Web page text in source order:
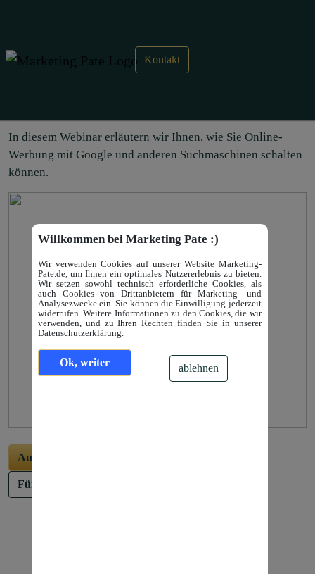
Willkommen bei Marketing Pate :)
Wir verwenden Cookies auf unserer Website Marketing-
Pate.de, um Ihnen ein optimales Nutzererlebnis zu bieten.
Wir setzen sowohl technisch erforderliche Cookies, als
auch Cookies von Drittanbietern für Marketing- und
Analysezwecke ein. Sie können die Einwilligung jederzeit
widerrufen. Weitere Informationen zu den Cookies, die wir
verwenden, und zu Ihren Rechten finden Sie in unserer
Datenschutzerklärung.
Ok, weiter ablehnen
Kontakt
Webinar „So schalten Sie
In diesem Webinar erläutern wir Ihnen, wie Sie Online-
Werbung mit Google und anderen Suchmaschinen schalten
können.
Aufzeichnung
Für nächsten Live-Termin vormerken lassen